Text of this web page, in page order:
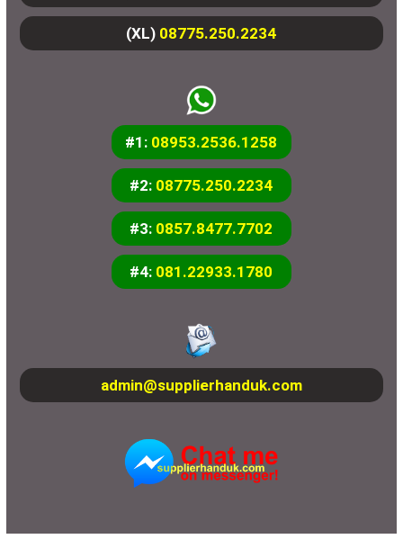
(XL) 08775.250.2234
#1: 08953.2536.1258
#2: 08775.250.2234
#3: 0857.8477.7702
#4: 081.22933.1780
admin@supplierhanduk.com